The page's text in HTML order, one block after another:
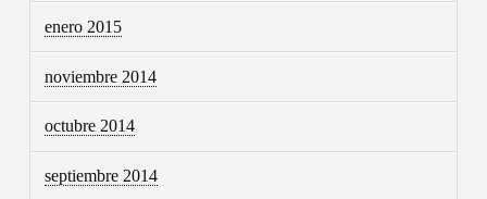
enero 2015
noviembre 2014
octubre 2014
septiembre 2014